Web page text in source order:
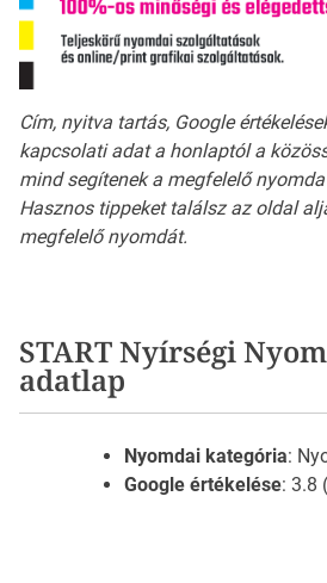
Cím, nyitva tartás, Google
kapcsolati adat a honlaptól a
mind segítenek a megfelelő
Hasznos tippeket találsz az oldal
megfelelő nyomdát.
START Nyírségi
adatlap
Nyomdai kategória:
Google értékelése: 3.8